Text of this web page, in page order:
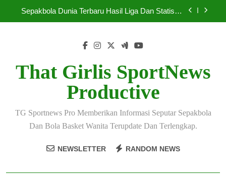
Sepakbola Dunia Terbaru Hasil Liga Dan Statistik
Klub Elite Eropa Siapkan Perombakan Besar
Sepakbola Dunia Terbaru Hasil Liga Dan Statistik
Sepakbola Terbaru 2026 Hadirkan Persaingan
Super Ketat
Pelatih Top Dunia Bahas Strategi Baru Menjelang
Mei 2026
That Girlis SportNews
Productive
TG Sportnews Pro Memberikan Informasi Seputar Sepakbola
Dan Bola Basket Wanita Terupdate Dan Terlengkap.
NEWSLETTER RANDOM NEWS